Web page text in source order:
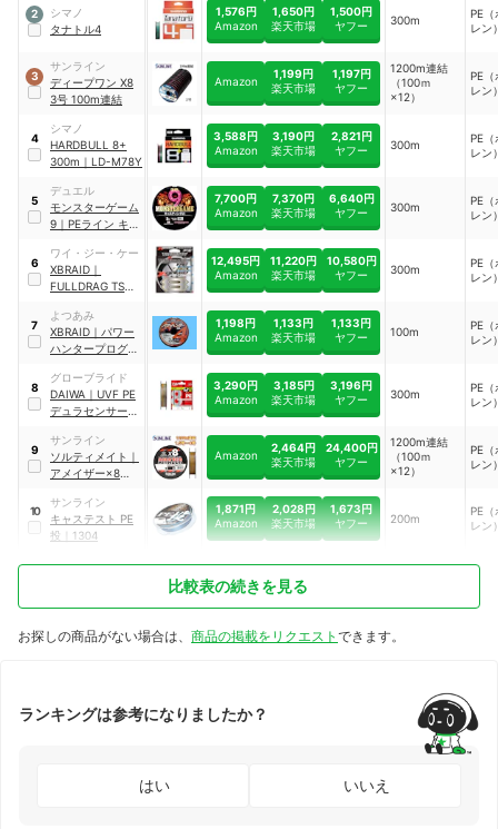
2
シマノ
タナトル4
1,576円
Amazon
1,650円
楽天市場
1,500円
ヤフー
300m
PE（
レン
3
サンライン
ディープワン X8
3号 100m連結
Amazon
1,199円
楽天市場
1,197円
ヤフー
1200m連結
（100ｍ
×12）
PE（
レン
4
シマノ
HARDBULL 8+
300m ｜ LD-M78Y
3,588円
Amazon
3,190円
楽天市場
2,821円
ヤフー
300m
PE（
レン
5
デュエル
モンスターゲーム
9 ｜ PEライン キャ
H4546-PP
7,700円
Amazon
7,370円
楽天市場
6,640円
ヤフー
300m
PE（
レン
6
ワイ・ジー・ケー
XBRAID ｜
FULLDRAG TSR
12,495円
Amazon
11,220円
楽天市場
10,580円
ヤフー
300m
PE（
レン
7
よつあみ
XBRAID ｜ パワー
ハンタープログレ
1,198円
Amazon
1,133円
楽天市場
1,133円
ヤフー
100m
PE（
レン
8
グローブライド
DAIWA ｜ UVF PE
デュラセンサー×8
300
3,290円
Amazon
3,185円
楽天市場
3,196円
ヤフー
300m
PE（
レン
9
サンライン
ソルティメイト ｜
アメイザー×8
Amazon
2,464円
楽天市場
24,400円
ヤフー
1200m連結
（100ｍ
×12）
PE（
レン
10
サンライン
キャステスト PE
投
1304
1,871円
Amazon
2,028円
楽天市場
1,673円
ヤフー
200m
PE
レン
比較表の続きを見る
お探しの商品がない場合は、 商品の掲載をリクエスト できます。
ランキングは参考になりましたか？
はい いいえ